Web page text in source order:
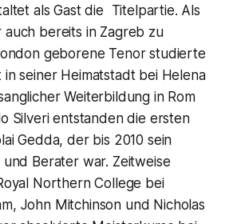
als Gast die Titelpartie. Als
auch bereits in Zagreb zu
geborene Tenor studierte
in seiner Heimatstadt bei Helena
Weiterbildung in Rom
Silveri entstanden die ersten
Gedda, der bis 2010 sein
Berater war. Zeitweise
Northern College bei
John Mitchinson und Nicholas